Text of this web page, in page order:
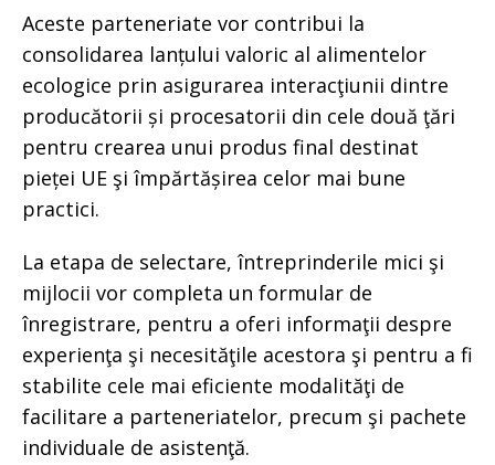
Aceste parteneriate vor contribui la
consolidarea lanțului valoric al alimentelor
ecologice prin asigurarea interacţiunii dintre
producătorii și procesatorii din cele două ţări
pentru crearea unui produs final destinat
pieței UE şi împărtășirea celor mai bune
practici.
La etapa de selectare, întreprinderile mici şi
mijlocii vor completa un formular de
înregistrare, pentru a oferi informaţii despre
experienţa şi necesităţile acestora şi pentru a fi
stabilite cele mai eficiente modalităţi de
facilitare a parteneriatelor, precum şi pachete
individuale de asistenţă.